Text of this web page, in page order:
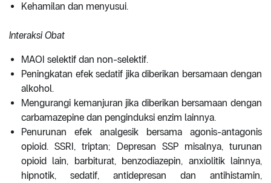
Kehamilan dan menyusui.
Interaksi Obat
MAOI selektif dan non-selektif.
Peningkatan efek sedatif jika diberikan bersamaan dengan
alkohol.
Mengurangi kemanjuran jika diberikan bersamaan dengan
carbamazepine dan penginduksi enzim lainnya.
Penurunan efek analgesik bersama agonis-antagonis
opioid. SSRI, triptan; Depresan SSP misalnya, turunan
opioid lain, barbiturat, benzodiazepin, anxiolitik lainnya,
hipnotik, sedatif, antidepresan dan antihistamin,